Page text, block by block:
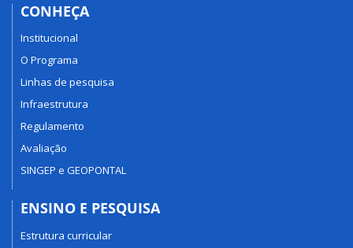
CONHEÇA
Institucional
O Programa
Linhas de pesquisa
Infraestrutura
Regulamento
Avaliação
SINGEP e GEOPONTAL
ENSINO E PESQUISA
Estrutura curricular